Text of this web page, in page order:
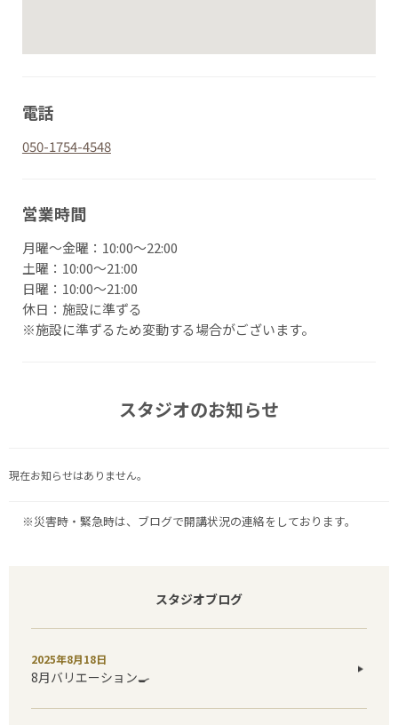
電話
050-1754-4548
営業時間
月曜〜金曜：10:00～22:00
土曜：10:00～21:00
日曜：10:00～21:00
休日：施設に準ずる
※施設に準ずるため変動する場合がございます。
スタジオのお知らせ
現在お知らせはありません。
※災害時・緊急時は、ブログで開講状況の連絡をしております。
スタジオブログ
2025年8月18日
8月バリエーション🍳